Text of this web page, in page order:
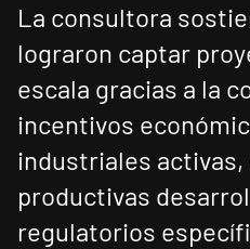
La consultora
lograron captar
escala gracias a la
incentivos
industriales activas,
productivas
regulatorios